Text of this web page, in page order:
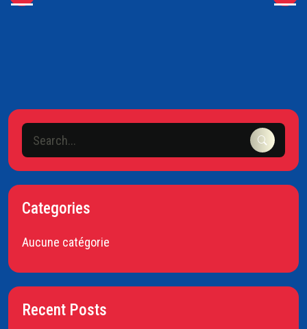
Categories
Aucune catégorie
Recent Posts